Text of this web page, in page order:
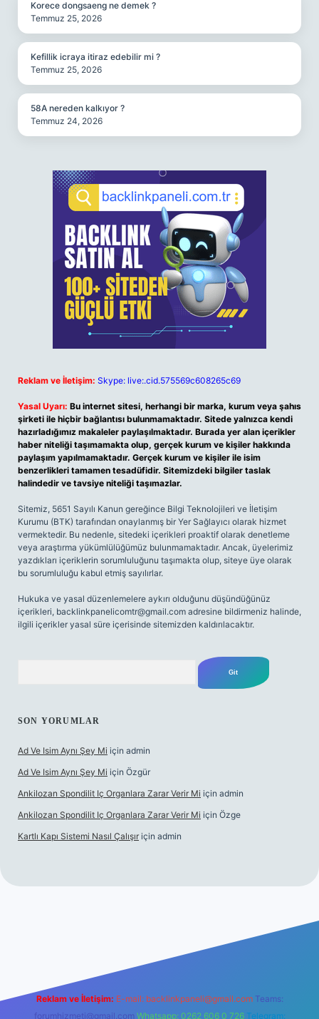
Korece dongsaeng ne demek ?
Temmuz 25, 2026
Kefillik icraya itiraz edebilir mi ?
Temmuz 25, 2026
58A nereden kalkıyor ?
Temmuz 24, 2026
Reklam ve İletişim: Skype: live:.cid.575569c608265c69
Yasal Uyarı: Bu internet sitesi, herhangi bir marka, kurum veya şahıs
şirketi ile hiçbir bağlantısı bulunmamaktadır. Sitede yalnızca kendi
hazırladığımız makaleler paylaşılmaktadır. Burada yer alan içerikler
haber niteliği taşımamakta olup, gerçek kurum ve kişiler hakkında
paylaşım yapılmamaktadır. Gerçek kurum ve kişiler ile isim
benzerlikleri tamamen tesadüfidir. Sitemizdeki bilgiler taslak
halindedir ve tavsiye niteliği taşımazlar.
Sitemiz, 5651 Sayılı Kanun gereğince Bilgi Teknolojileri ve İletişim
Kurumu (BTK) tarafından onaylanmış bir Yer Sağlayıcı olarak hizmet
vermektedir. Bu nedenle, sitedeki içerikleri proaktif olarak denetleme
veya araştırma yükümlülüğümüz bulunmamaktadır. Ancak, üyelerimiz
yazdıkları içeriklerin sorumluluğunu taşımakta olup, siteye üye olarak
bu sorumluluğu kabul etmiş sayılırlar.
Hukuka ve yasal düzenlemelere aykırı olduğunu düşündüğünüz
içerikleri, backlinkpanelicomtr@gmail.com adresine bildirmeniz halinde,
ilgili içerikler yasal süre içerisinde sitemizden kaldırılacaktır.
SON YORUMLAR
Ad Ve Isim Aynı Şey Mi için admin
Ad Ve Isim Aynı Şey Mi için Özgür
Ankilozan Spondilit Iç Organlara Zarar Verir Mi için admin
Ankilozan Spondilit Iç Organlara Zarar Verir Mi için Özge
Kartlı Kapı Sistemi Nasıl Çalışır için admin
Reklam ve İletişim: E-mail: backlinkpaneli@gmail.com Teams:
forumhizmeti@gmail.com Whatsapp: 0262 606 0 726 Telegram: